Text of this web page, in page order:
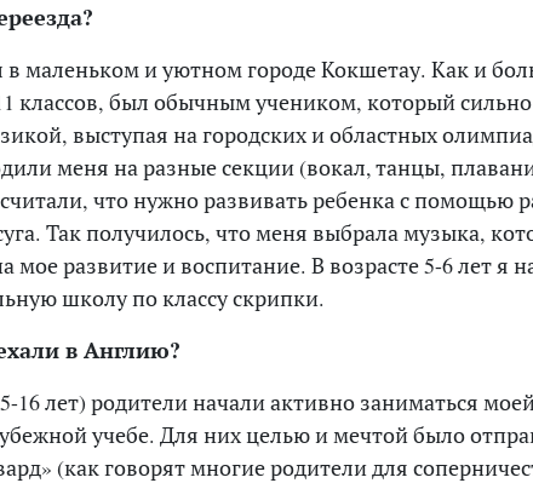
маленьком и уютном городе Кокшетау. Как и
классов, был обычным учеником, который сильно
выступая на городских и областных
меня на разные секции (вокал, танцы,
что нужно развивать ребенка с помощью
Так получилось, что меня выбрала музыка,
мое развитие и воспитание. В возрасте 5-6 лет я
школу по классу скрипки.
в Англию?
16 лет) родители начали активно заниматься
учебе. Для них целью и мечтой было
(как говорят многие родители для